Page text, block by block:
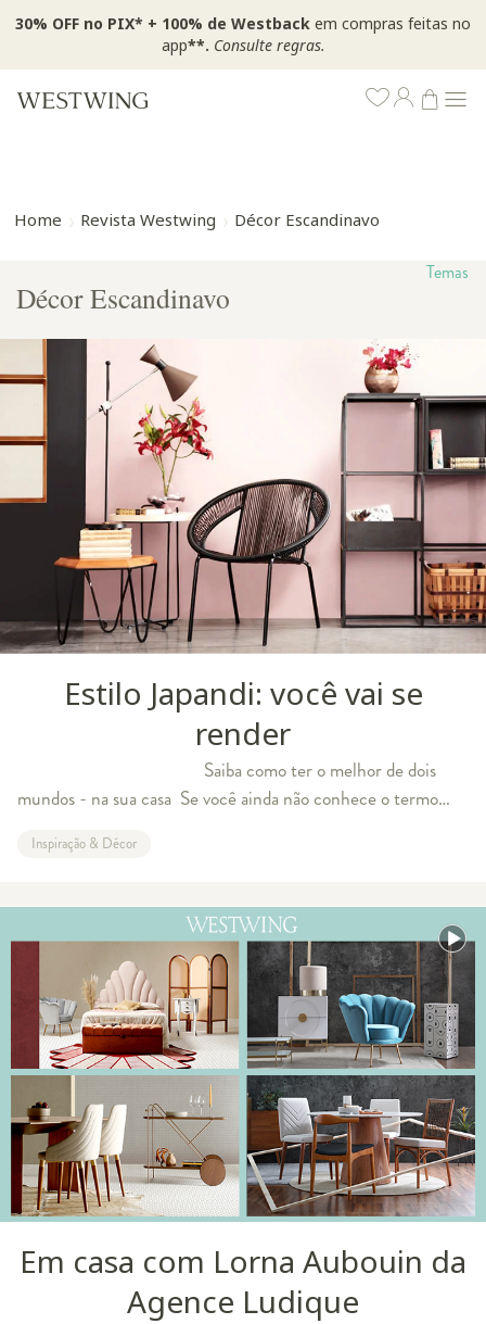
30% OFF no PIX* + 100% de Westback em compras feitas no
app**. Consulte regras.
Home Revista Westwing Décor Escandinavo
Temas
Décor Escandinavo
Estilo Japandi: você vai se
render
Saiba como ter o melhor de dois
mundos - na sua casa Se você ainda não conhece o termo
Inspiração & Décor
Em casa com Lorna Aubouin da
Agence Ludique